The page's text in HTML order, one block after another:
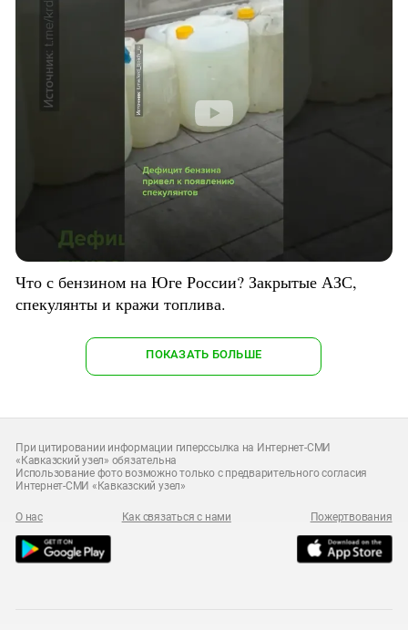
Что с бензином на Юге России? Закрытые АЗС,
спекулянты и кражи топлива.
ПОКАЗАТЬ БОЛЬШЕ
При цитировании информации гиперссылка на Интернет-СМИ
«Кавказский узел» обязательна
Использование фото возможно только с предварительного согласия
Интернет-СМИ «Кавказский узел»
О нас Как связаться с нами Пожертвования